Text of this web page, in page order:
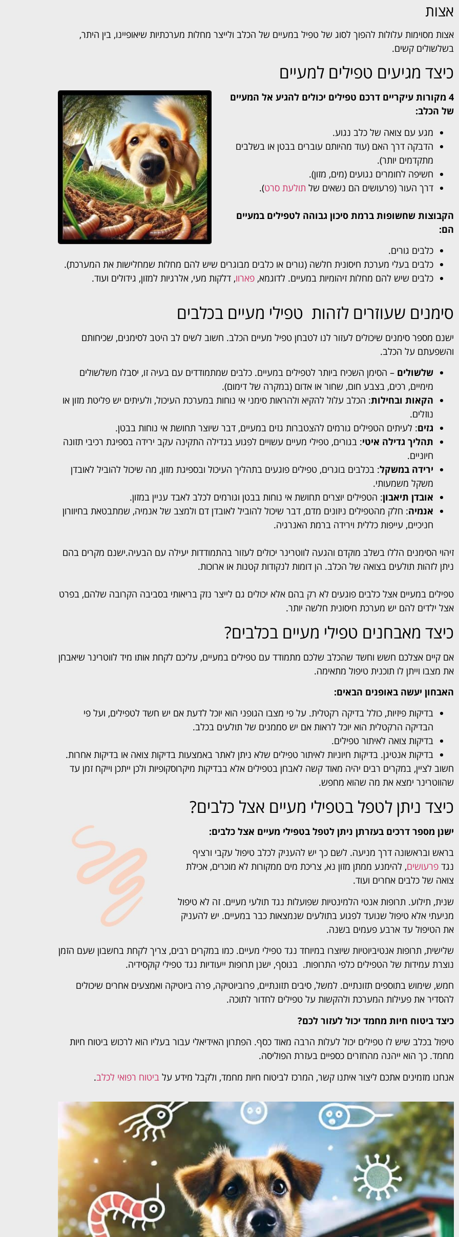
אצות
אצות מסוימות עלולות להפוך לסוג של טפיל במעיים של הכלב ולייצר מחלות מערכתיות שיאופיינו, בין היתר,
בשלשולים קשים.
כיצד מגיעים טפילים למעיים
4 מקורות עיקריים דרכם טפילים יכולים להגיע אל המעיים
של הכלב:
מגע עם צואה של כלב נגוע.
הדבקה דרך האם (עוד מהיותם עוברים בבטן או בשלבים
מתקדמים יותר).
חשיפה לחומרים נגועים (מים, מזון).
דרך העור (פרעושים הם נשאים של תולעת סרט).
הקבוצות שחשופות ברמת סיכון גבוהה לטפילים במעיים
הם:
כלבים גורים.
כלבים בעלי מערכת חיסונית חלשה (גורים או כלבים מבוגרים שיש להם מחלות שמחלישות את המערכת).
כלבים שיש להם מחלות זיהומיות במעיים. לדוגמא, פארוו, דלקות מעי, אלרגיות למזון, גידולים ועוד.
סימנים שעוזרים לזהות טפילי מעיים בכלבים
ישנם מספר סימנים שיכולים לעזור לנו לטבחן טפיל מעיים הכלב. חשוב לשים לב היטב לסימנים, שכיחותם
והשפעתם על הכלב.
שלשולים – הסימן השכיח ביותר לטפילים במעיים. כלבים שמתמודדים עם בעיה זו, יסבלו משלשולים
מימיים, רכים, בצבע חום, שחור או אדום (במקרה של דימום).
הקאות ובחילות: הכלב עלול להקיא ולהראות סימני אי נוחות במערכת העיכול, ולעיתים יש פליטת מזון או
נוזלים.
גזים: לעיתים הטפילים גורמים להצטברות גזים במעיים, דבר שיוצר תחושת אי נוחות בבטן.
תהליך גדילה איטי: בגורים, טפילי מעיים עשויים לפגוע בגדילה התקינה עקב ירידה בספיגת רכיבי תזונה
חיוניים.
ירידה במשקל: בכלבים בוגרים, טפילים פוגעים בתהליך העיכול ובספיגת מזון, מה שיכול להוביל לאובדן
משקל משמעותי.
אובדן תיאבון: הטפילים יוצרים תחושת אי נוחות בבטן וגורמים לכלב לאבד עניין במזון.
אנמיה: חלק מהטפילים ניזונים מדם, דבר שיכול להוביל לאובדן דם ולמצב של אנמיה, שמתבטאת בחיוורון
חניכיים, עייפות כללית וירידה ברמת האנרגיה.
זיהוי הסימנים הללו בשלב מוקדם והגעה לווטרינר יכולים לעזור בהתמודדות יעילה עם הבעיה.ישנם מקרים בהם
ניתן לזהות תולעים בצואה של הכלב. הן דומות לנקודות קטנות או ארוכות.
טפילים במעיים אצל כלבים פוגעים לא רק בהם אלא יכולים גם לייצר נזק בריאותי בסביבה הקרובה שלהם, בפרט
אצל ילדים להם יש מערכת חיסונית חלשה יותר.
כיצד מאבחנים טפילי מעיים בכלבים?
אם קיים אצלכם חשש וחשד שהכלב שלכם מתמודד עם טפילים במעיים, עליכם לקחת אותו מיד לווטרינר שיאבחן
את מצבו וייתן לו תוכנית טיפול מתאימה.
האבחון יעשה באופנים הבאים:
בדיקות פיזיות, כולל בדיקה רקטלית. על פי מצבו הגופני הוא יוכל לדעת אם יש חשד לטפילים, ועל פי
הבדיקה הרקטלית הוא יוכל לראות אם יש סממנים של תולעים בכלב.
בדיקות צואה לאיתור טפילים.
בדיקות אנטיגן. בדיקות חיוניות לאיתור טפילים שלא ניתן לאתר באמצעות בדיקות צואה או בדיקות אחרות.
חשוב לציין, במקרים רבים יהיה מאוד קשה לאבחן בטפילים אלא בבדיקות מיקרוסקופיות ולכן ייתכן וייקח זמן עד
שהווטרינר ימצא את מה שהוא מחפש.
כיצד ניתן לטפל בטפילי מעיים אצל כלבים?
ישנן מספר דרכים בעזרתן ניתן לטפל בטפילי מעיים אצל כלבים:
בראש ובראשונה דרך מניעה. לשם כך יש להעניק לכלב טיפול עקבי ורציף
נגד פרעושים, להימנע ממתן מזון נא, צריכת מים ממקורות לא מוכרים, אכילת
צואה של כלבים אחרים ועוד.
שנית, תילוע. תרופות אנטי הלמינטיות שפועלות נגד תולעי מעיים. זה לא טיפול
מניעתי אלא טיפול שנועד לפגוע בתולעים שנמצאות כבר במעיים. יש להעניק
את הטיפול עד ארבע פעמים בשנה.
שלישית, תרופות אנטיביוטיות שיוצרו במיוחד נגד טפילי מעיים. כמו במקרים רבים, צריך לקחת בחשבון שעם הזמן
נוצרת עמידות של הטפילים כלפי התרופות. בנוסף, ישנן תרופות ייעודיות נגד טפילי קוקסידיה.
חמש, שימוש בתוספים תזונתיים. למשל, סיבים תזונתיים, פרוביוטיקה, פרה ביוטיקה ואמצעים אחרים שיכולים
להסדיר את פעילות המערכת ולהקשות על טפילים לחדור לתוכה.
כיצד ביטוח חיות מחמד יכול לעזור לכם?
טיפול בכלב שיש לו טפילים יכול לעלות הרבה מאוד כסף. הפתרון האידיאלי עבור בעליו הוא לרכוש ביטוח חיות
מחמד. כך הוא ייהנה מהחזרים כספיים בעזרת הפוליסה.
אנחנו מזמינים אתכם ליצור איתנו קשר, המרכז לביטוח חיות מחמד, ולקבל מידע על ביטוח רפואי לכלב.